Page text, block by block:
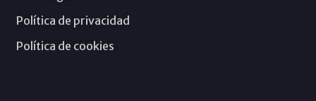
Política de privacidad
Política de cookies